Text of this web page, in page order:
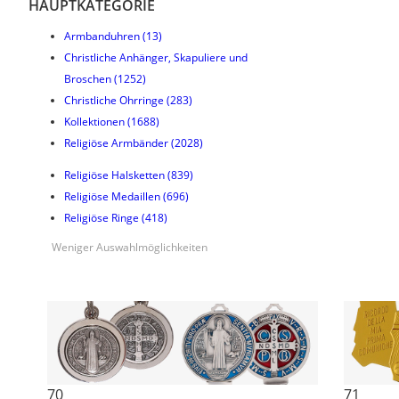
HAUPTKATEGORIE
Armbanduhren(13)
Christliche Anhänger, Skapuliere und
Broschen(1252)
Christliche Ohrringe (283)
Kollektionen(1688)
Religiöse Armbänder(2028)
Religiöse Halsketten(839)
Religiöse Medaillen(696)
Religiöse Ringe (418)
Weniger Auswahlmöglichkeiten
70 71